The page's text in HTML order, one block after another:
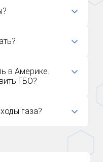
в Америке.
ГБО?
газа?